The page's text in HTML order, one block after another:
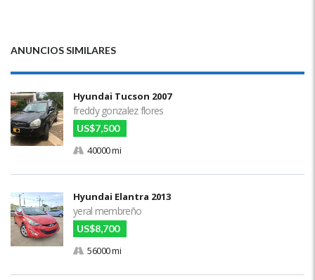
ANUNCIOS SIMILARES
Hyundai Tucson 2007
freddy gonzalez flores
US$7,500
40000 mi
Hyundai Elantra 2013
yeral membreño
US$8,700
56000 mi